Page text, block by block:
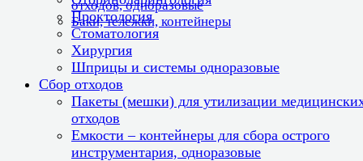
отходов, одноразовые
Баки, тележки, контейнеры
Проктология
Стоматология
Хирургия
Шприцы и системы одноразовые
Сбор отходов
Пакеты (мешки) для утилизации
отходов
Емкости – контейнеры для сбора острого
инструментария, одноразовые